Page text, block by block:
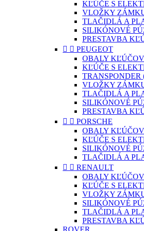
KĽÚČE S
VLOŽKY
TLAČIDLÁ A
SILIKÓNOVÉ
PRESTAVBA
  PEUGEOT
OBALY KĽÚČOV
KĽÚČE S
TRANSPONDER
VLOŽKY
TLAČIDLÁ A
SILIKÓNOVÉ
PRESTAVBA
  PORSCHE
OBALY KĽÚČOV
KĽÚČE S
SILIKÓNOVÉ
TLAČIDLÁ A
  RENAULT
OBALY KĽÚČOV
KĽÚČE S
VLOŽKY
SILIKÓNOVÉ
TLAČIDLÁ A
PRESTAVBA
ROVER